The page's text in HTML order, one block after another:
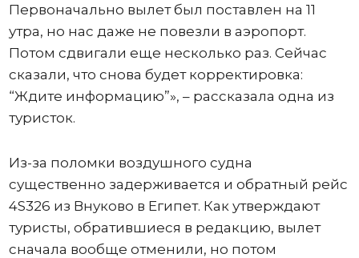
Первоначально вылет был поставлен на 11
утра, но нас даже не повезли в аэропорт.
Потом сдвигали еще несколько раз. Сейчас
сказали, что снова будет корректировка:
“Ждите информацию”», – рассказала одна из
туристок.
Из-за поломки воздушного судна
существенно задерживается и обратный рейс
4S326 из Внуково в Египет. Как утверждают
туристы, обратившиеся в редакцию, вылет
сначала вообще отменили, но потом